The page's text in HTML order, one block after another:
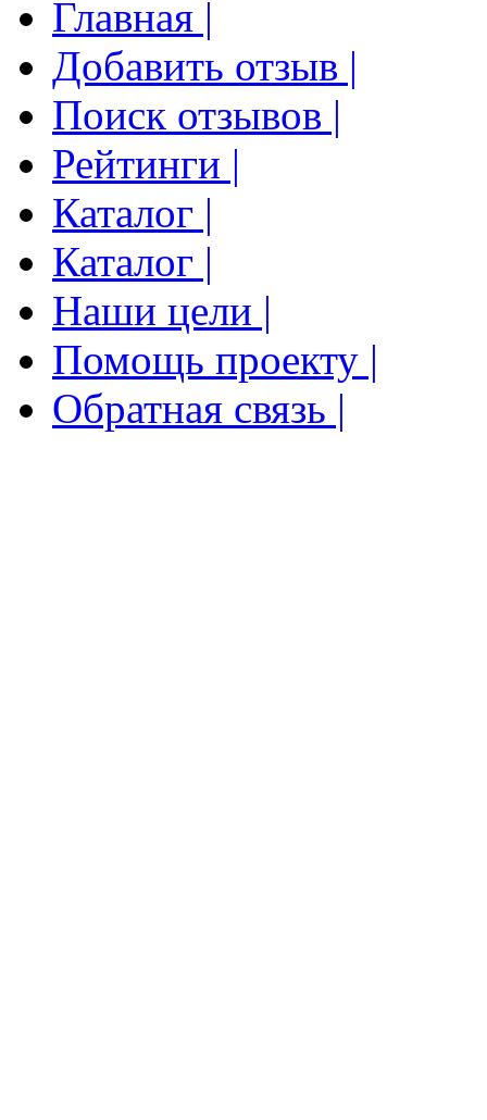
Главная |
Добавить отзыв |
Поиск отзывов |
Рейтинги |
Каталог |
Каталог |
Наши цели |
Помощь проекту |
Обратная связь |